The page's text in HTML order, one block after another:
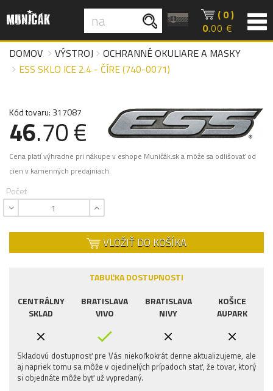
( 0 )
0.00 €
DOMOV
VÝSTROJ
OCHRANNÉ OKULIARE A MASKY
ESS SKLO ICE 2.4 - ČÍRE (740-0071)
Kód tovaru: 317087
46.70 €
Cena platí výhradne pri nákupe v eshope Muničák.sk a môže sa odlišovať od
cien v kamenných predajniach.
Počet
VLOŽIŤ DO KOŠÍKA
TABUĽKA DOSTUPNOSTI
CENTRÁLNY
SKLAD
BRATISLAVA
VIVO
BRATISLAVA
NIVY
KOŠICE
AUPARK
Skladovú dostupnosť pre Vás niekoľkokrát denne aktualizujeme, ale
aj napriek tomu sa môže v ojedinelých prípadoch stať, že tovar, ktorý
si objednáte môže byť už vypredaný.